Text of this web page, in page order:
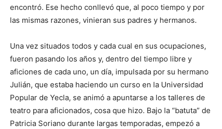
encontró. Ese hecho conllevó que, al poco tiempo y por
las mismas razones, vinieran sus padres y hermanos.
Una vez situados todos y cada cual en sus ocupaciones,
fueron pasando los años y, dentro del tiempo libre y
aficiones de cada uno, un día, impulsada por su hermano
Julián, que estaba haciendo un curso en la Universidad
Popular de Yecla, se animó a apuntarse a los talleres de
teatro para aficionados, cosa que hizo. Bajo la “batuta” de
Patricia Soriano durante largas temporadas, empezó a